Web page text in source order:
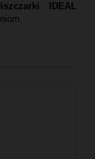
IDEAL